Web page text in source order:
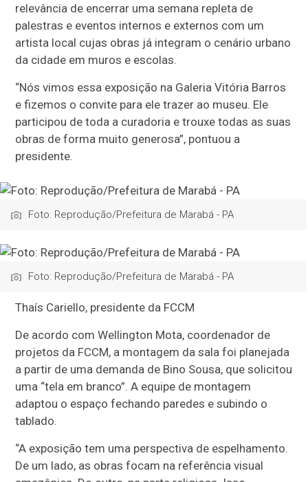
relevância de encerrar uma semana repleta de
palestras e eventos internos e externos com um
artista local cujas obras já integram o cenário urbano
da cidade em muros e escolas.
“Nós vimos essa exposição na Galeria Vitória Barros
e fizemos o convite para ele trazer ao museu. Ele
participou de toda a curadoria e trouxe todas as suas
obras de forma muito generosa”, pontuou a
presidente.
Foto: Reprodução/Prefeitura de Marabá - PA
Foto: Reprodução/Prefeitura de Marabá - PA
Thaís Cariello, presidente da FCCM
De acordo com Wellington Mota, coordenador de
projetos da FCCM, a montagem da sala foi planejada
a partir de uma demanda de Bino Sousa, que solicitou
uma “tela em branco”. A equipe de montagem
adaptou o espaço fechando paredes e subindo o
tablado.
“A exposição tem uma perspectiva de espelhamento.
De um lado, as obras focam na referência visual